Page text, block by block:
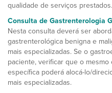
qualidade de serviços prestados.
Consulta de Gastrenterologia
Nesta consulta deverá ser
gastrenterológica benigna e
mais especializadas. Se o
paciente, verificar que o
específica poderá alocá-lo/
mais especializadas.